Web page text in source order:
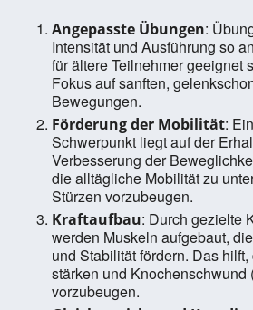
Angepasste Übungen:
Intensität und Ausführung so
für ältere Teilnehmer geeignet
Fokus auf sanften,
Bewegungen.
Förderung der Mobilität:
Schwerpunkt liegt auf der
Verbesserung der
die alltägliche Mobilität zu
Stürzen vorzubeugen.
Kraftaufbau: Durch gezielte
werden Muskeln aufgebaut,
und Stabilität fördern. Das
stärken und Knochenschwund
vorzubeugen.